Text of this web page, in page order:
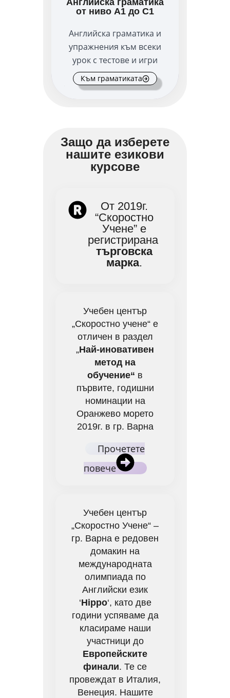
Английска граматика
от ниво А1 до С1
Английска граматика и
упражнения към всеки
урок с тестове и игри
Към граматиката
Защо да изберете
нашите езикови
курсове
От 2019г.
“Скоростно
Учене” е
регистрирана
търговска
марка.
Учебен център
„Скоростно учене“ е
отличен в раздел
„Най-иновативен
метод на
обучение“ в
първите, годишни
номинации на
Оранжево морето
2019г. в гр. Варна
Прочетете
повече
Учебен център
„Скоростно Учене“ –
гр. Варна е редовен
домакин на
международната
олимпиада по
Английски език
‘Hippo‘, като две
години успяваме да
класираме наши
участници до
Европейските
финали. Те се
провеждат в Италия,
Венеция. Нашите